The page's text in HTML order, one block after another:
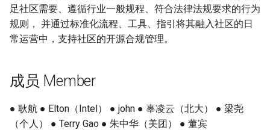
引
擎
邮件列表
OpenCloudOS v9.2发行说明
OpenCloudOS v9.4发行说明
OpenCloudOS v9.6发行说明
OpenCloudOS Stream 发行
说明
系统状态监控
安全加固
网络管理
存储和文件系统管理指南
开发与调测指南
导入镜像到云
适配FAQ
CentOS7迁移到
OpenCloudOS7
OpenCloudOS9
迁移与升级常见问题FAQ
贡献许可协议
足社区需要、遵循行业一般规程、符合法律法规要求的行为
规则， 并通过标准化流程、工具、指引将其融入社区的日
常运营中，支持社区的开源合规管理。
成员 Member
● 耿航 ● Elton（Intel） ● john ● 辜凌云（北大） ● 梁尧
（个人） ● Terry Gao ● 朱中华（美团） ● 董宾